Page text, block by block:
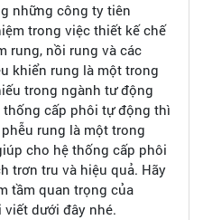
những công ty tiên
trong việc thiết kế chế
rung, nồi rung và các
khiển rung là một trong
trong ngành tư động
cấp phôi tự động thì
rung là một trong
cho hệ thống cấp phôi
trơn tru và hiệu quả. Hãy
tầm quan trọng của
dưới đây nhé.